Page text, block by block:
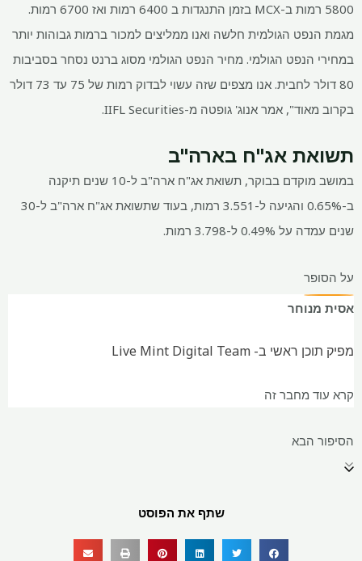
5800 רמות ב-MCX בזמן התנגדות ב
6400 רמות ואז
6700 רמות.
מגמת הנפט הגולמית חלשה ואנו ממליצים למכור ברמות גבוהות יותר
במחירי הנפט הגולמי. מחיר הנפט הגולמי מסוג ברנט נסחר בסביבות
80 דולר לחבית. אנו מצפים שזה עשוי לבדוק רמות של 75 עד 73 דולר
בקרוב מאוד", אמר אנוג' גופטה מ-IIFL Securities.
תשואת אג"ח בארה"ב
במושב מוקדם בבוקר, תשואת אג"ח ארה"ב ל-10 שנים תיקנה
ב-0.65% והגיעה ל-3.551 רמות, בעוד שתשואת אג"ח ארה"ב ל-30
שנים עמדה על 0.49% ל-3.798 רמות.
על הסופר
אסית מנוחר
מפיק תוכן ראשי ב- Live Mint Digital Team
קרא עוד מחבר זה
הסיפור הבא
שתף את הפוסט